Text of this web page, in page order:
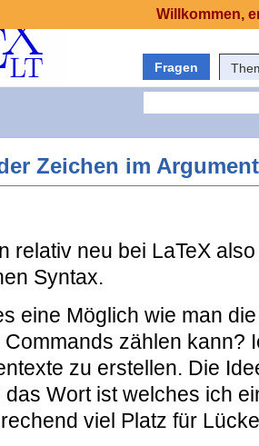
Fragen
Zeichen im
relativ neu bei LaTeX
Syntax.
eine Möglich wie man
Commands zählen kann?
zu erstellen. Die
das Wort ist welches ich
viel Platz für
Willkommen,